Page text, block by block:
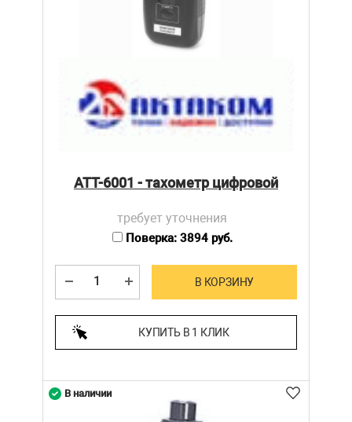
АТТ-6001 - тахометр цифровой
требует уточнения
Поверка: 3894 руб.
В КОРЗИНУ
КУПИТЬ В 1 КЛИК
В наличии